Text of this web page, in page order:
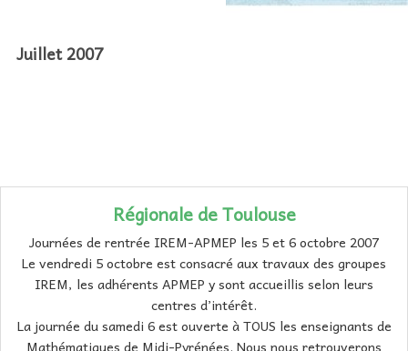
Juillet 2007
Régionale de Toulouse
Journées de rentrée IREM-APMEP les 5 et 6 octobre 2007
Le vendredi 5 octobre est consacré aux travaux des groupes
IREM, les adhérents APMEP y sont accueillis selon leurs
centres d’intérêt.
La journée du samedi 6 est ouverte à TOUS les enseignants de
Mathématiques de Midi-Pyrénées. Nous nous retrouverons